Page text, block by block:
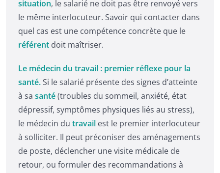
situation, le salarié ne doit pas être renvoyé vers
le même interlocuteur. Savoir qui contacter dans
quel cas est une compétence concrète que le
référent doit maîtriser.
Le médecin du travail : premier réflexe pour la
santé.Si le salarié présente des signes d’atteinte
à sa santé(troubles du sommeil, anxiété, état
dépressif, symptômes physiques liés au stress),
le médecin du travail est le premier interlocuteur
à solliciter. Il peut préconiser des aménagements
de poste, déclencher une visite médicale de
retour, ou formuler des recommandations à